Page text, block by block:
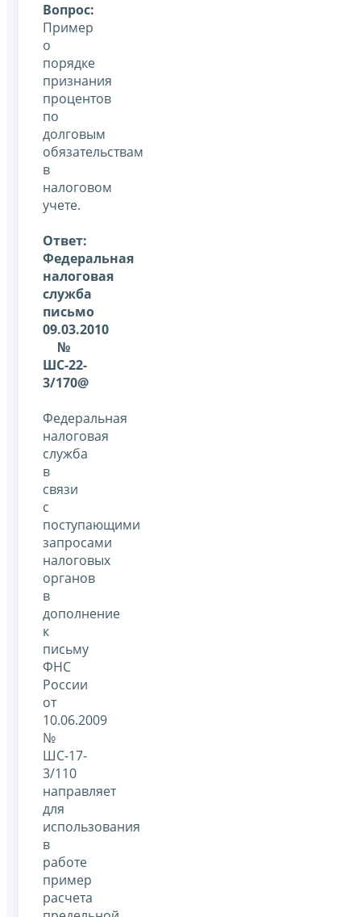
Вопрос:
Пример
о
порядке
признания
процентов
по
долговым
обязательствам
в
налоговом
учете.
Ответ:
Федеральная
налоговая
служба
письмо
09.03.2010
№
ШС-22-
3/170@
Федеральная
налоговая
служба
в
связи
с
поступающими
запросами
налоговых
органов
в
дополнение
к
письму
ФНС
России
от
10.06.2009
№
ШС-17-
3/110
направляет
для
использования
в
работе
пример
расчета